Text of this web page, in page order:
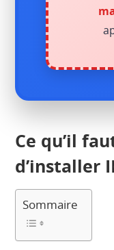
Ce qu’il
d’installer
Sommaire